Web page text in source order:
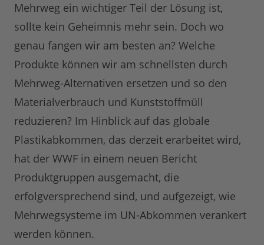
Mehrweg ein wichtiger Teil der Lösung ist,
sollte kein Geheimnis mehr sein. Doch wo
genau fangen wir am besten an? Welche
Produkte können wir am schnellsten durch
Mehrweg-Alternativen ersetzen und so den
Materialverbrauch und Kunststoffmüll
reduzieren? Im Hinblick auf das globale
Plastikabkommen, das derzeit erarbeitet wird,
hat der WWF in einem neuen Bericht
Produktgruppen ausgemacht, die
erfolgversprechend sind, und aufgezeigt, wie
Mehrwegsysteme im UN-Abkommen verankert
werden können.